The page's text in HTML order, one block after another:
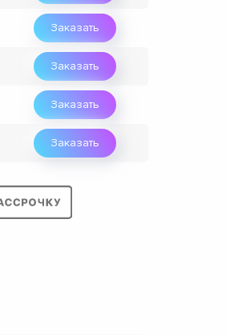
Заказать
Заказать
Заказать
Заказать